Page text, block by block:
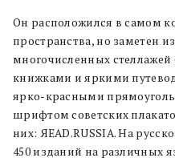
Он расположился в самом
пространства, но заметен
многочисленных
книжками и яркими
ярко-красными
шрифтом советских
них: ЯEAD.RUSSIA. На
450 изданий на различных